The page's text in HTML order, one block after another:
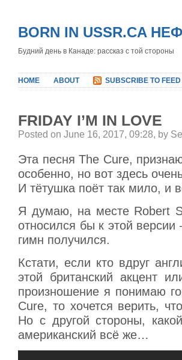
BORN IN USSR.CA
Будний день в Канаде: рассказ с той стороны
HOME ABOUT SUBSCRIBE TO FEED
FRIDAY I’M IN LOVE
Posted on June 16, 2017, 09:28, by
Эта песня The Cure,
особенно, но вот здесь
И тётушка поёт так мило, и
Я думаю, на месте Robert
относился бы к этой
гимн получился.
Кстати, если кто вдруг
этой британский акцент
произношение я понимаю
Cure, то хочется верить,
Но с другой стороны,
американский всё же…